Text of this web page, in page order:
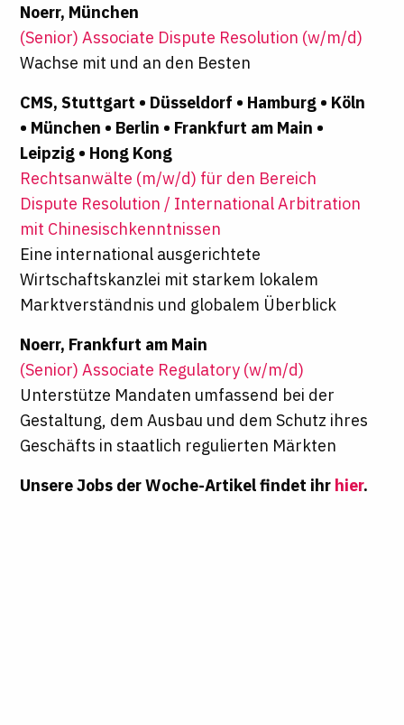
Noerr, München
(Senior) Associate Dispute Resolution (w/m/d)
Wachse mit und an den Besten
CMS, Stuttgart • Düsseldorf • Hamburg • Köln
• München • Berlin • Frankfurt am Main •
Leipzig • Hong Kong
Rechts­an­wäl­te (m/w/d) für den Bereich
Dispute Resolution / International Arbitration
mit Chi­ne­sisch­kennt­nis­sen
Eine international ausgerichtete
Wirtschaftskanzlei mit starkem lokalem
Marktverständnis und globalem Überblick
Noerr, Frankfurt am Main
(Senior) Associate Regulatory (w/m/d)
Unterstütze Mandaten umfassend bei der
Gestaltung, dem Ausbau und dem Schutz ihres
Geschäfts in staatlich regulierten Märkten
Unsere Jobs der Woche-Artikel findet ihr hier.